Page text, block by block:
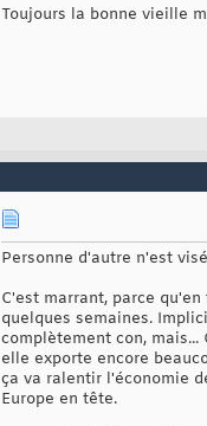
Toujours la bonne vieille
Personne d'autre n'est
C'est marrant, parce
quelques semaines.
complètement con, mais...
elle exporte encore
ça va ralentir l'économie
Europe en tête.